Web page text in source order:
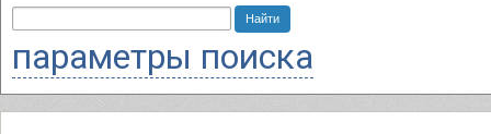
параметры поиска